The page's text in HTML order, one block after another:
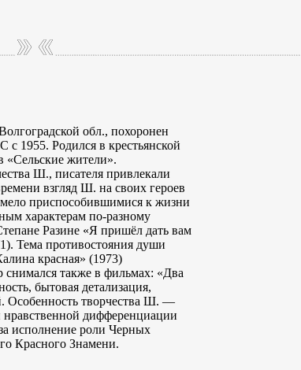
обл., похоронен
1955. Родился в крестьянской
«Сельские жители».
Ш., писателя привлекали
взгляд Ш. на своих героев
приспособившимися к жизни
характерам по-разному
Разине «Я пришёл дать вам
Тема противостояния души
красная» (1973)
снимался также в фильмах: «Два
бытовая детализация,
Особенность творчества Ш. —
нравственной дифференциации
исполнение роли Черных
Красного Знамени.